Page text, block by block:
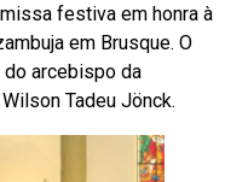
festiva em honra à
em Brusque. O
do arcebispo da
Tadeu Jönck.